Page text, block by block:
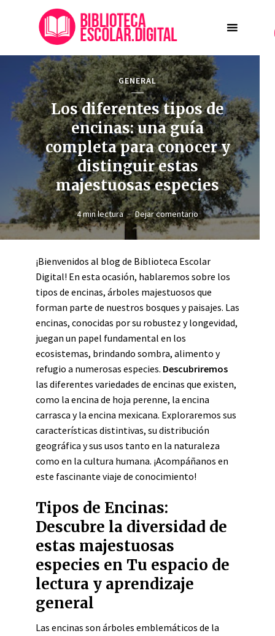
GENERAL
Los diferentes tipos de
encinas: una guía
completa para conocer y
distinguir estas
majestuosas especies
4 min lectura Dejar comentario
¡Bienvenidos al blog de Biblioteca Escolar
Digital! En esta ocasión, hablaremos sobre los
tipos de encinas, árboles majestuosos que
forman parte de nuestros bosques y paisajes. Las
encinas, conocidas por su robustez y longevidad,
juegan un papel fundamental en los
ecosistemas, brindando sombra, alimento y
refugio a numerosas especies. Descubriremos
las diferentes variedades de encinas que existen,
como la encina de hoja perenne, la encina
carrasca y la encina mexicana. Exploraremos sus
características distintivas, su distribución
geográfica y sus usos tanto en la naturaleza
como en la cultura humana. ¡Acompáñanos en
este fascinante viaje de conocimiento!
Tipos de Encinas:
Descubre la diversidad de
estas majestuosas
especies en Tu espacio de
lectura y aprendizaje
general
Las encinas son árboles emblemáticos de la